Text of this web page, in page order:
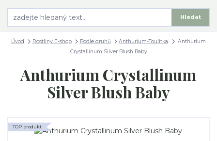
Hledat
Úvod Rostliny E-shop Podle druhů Anthurium-Toulitka
Anthurium
Crystallinum Silver Blush Baby
Anthurium Crystallinum
Silver Blush Baby
TOP produkt